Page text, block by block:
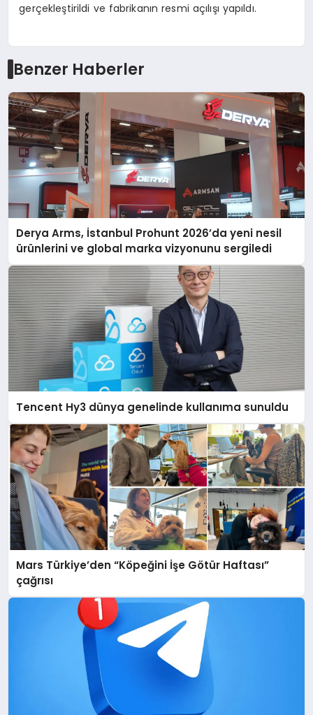
gerçekleştirildi ve fabrikanın resmi açılışı yapıldı.
Benzer Haberler
Derya Arms, İstanbul Prohunt 2026’da yeni nesil
ürünlerini ve global marka vizyonunu sergiledi
Tencent Hy3 dünya genelinde kullanıma sunuldu
Mars Türkiye’den “Köpeğini İşe Götür Haftası”
çağrısı